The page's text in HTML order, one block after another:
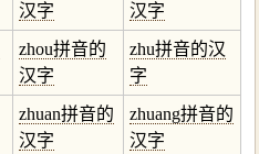
汉字
汉字
zhou拼音的
汉字
zhu拼音的汉
字
zhuan拼音的
汉字
zhuang拼音的
汉字